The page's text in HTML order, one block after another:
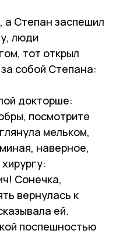
а Степан заспешил
люди
тот открыл
собой Степана:
докторше:
посмотрите
мельком,
наверное,
Сонечка,
вернулась к
ей.
поспешностью